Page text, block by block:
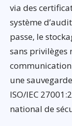
via des
système
passe, le
sans privilèges
communication
une
ISO/IEC
national de